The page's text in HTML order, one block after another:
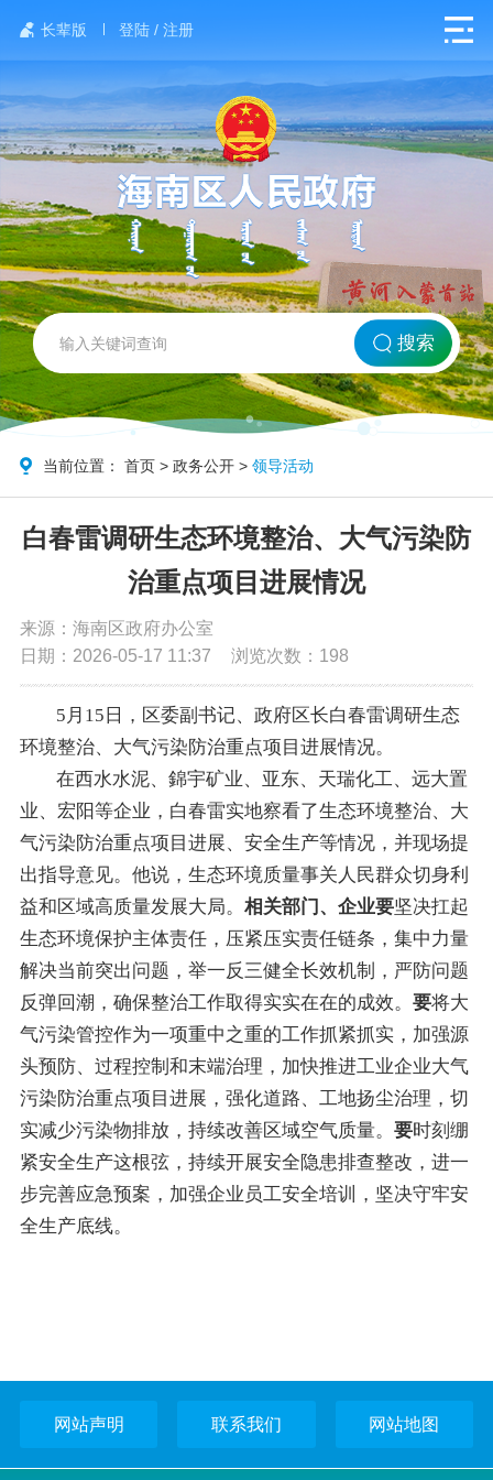
长辈版 登陆 / 注册
网站首页
北方海南
政务要闻
党务公开
政务公开
政务服务
互动交流
数据发布
搜索
当前位置：首页 >政务公开 >领导活动
白春雷调研生态环境整治、大气污染防
治重点项目进展情况
来源：海南区政府办公室
日期：2026-05-17 11:37
浏览次数： 198
5月15日，区委副书记、政府区长白春雷调研生态
环境整治、大气污染防治重点项目进展情况。
在西水水泥、錦宇矿业、亚东、天瑞化工、远大置
业、宏阳等企业，白春雷实地察看了生态环境整治、大
气污染防治重点项目进展、安全生产等情况，并现场提
出指导意见。他说，生态环境质量事关人民群众切身利
益和区域高质量发展大局。 相关部门、企业要坚决扛起
生态环境保护主体责任，压紧压实责任链条，集中力量
解决当前突出问题，举一反三健全长效机制，严防问题
反弹回潮，确保整治工作取得实实在在的成效。 要将大
气污染管控作为一项重中之重的工作抓紧抓实，加强源
头预防、过程控制和末端治理，加快推进工业企业大气
污染防治重点项目进展，强化道路、工地扬尘治理，切
实减少污染物排放，持续改善区域空气质量。 要时刻绷
紧安全生产这根弦，持续开展安全隐患排查整改，进一
步完善应急预案，加强企业员工安全培训，坚决守牢安
全生产底线。
网站声明 联系我们 网站地图